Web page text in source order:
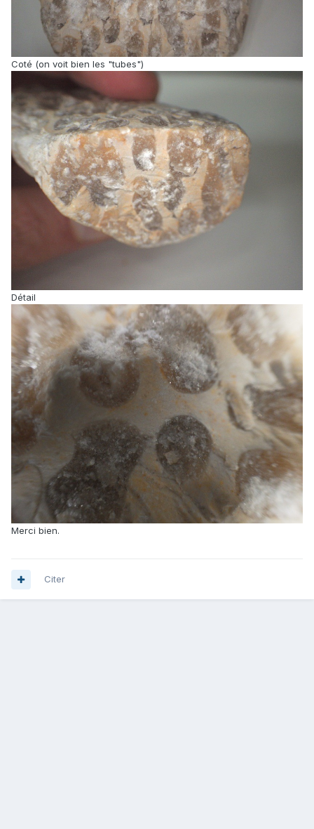
Coté (on voit bien les "tubes")
Détail
Merci bien.
Citer